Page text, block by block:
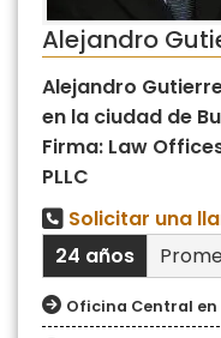
Alejandro
Alejandro
en la ciudad de
Firma: Law
PLLC
Solicitar una
24 años
Oficina Central en